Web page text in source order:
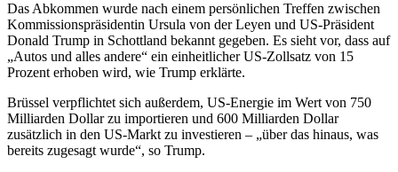
Das Abkommen wurde nach einem persönlichen Treffen zwischen
Kommissionspräsidentin Ursula von der Leyen und US-Präsident
Donald Trump in Schottland bekannt gegeben. Es sieht vor, dass auf
„Autos und alles andere“ ein einheitlicher US-Zollsatz von 15
Prozent erhoben wird, wie Trump erklärte.
Brüssel verpflichtet sich außerdem, US-Energie im Wert von 750
Milliarden Dollar zu importieren und 600 Milliarden Dollar
zusätzlich in den US-Markt zu investieren – „über das hinaus, was
bereits zugesagt wurde“, so Trump.